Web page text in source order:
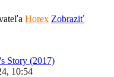
Horex Zobraziť
Story (2017)
10:54